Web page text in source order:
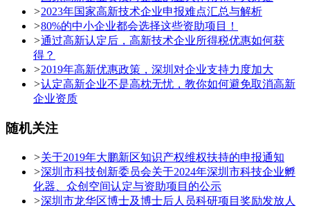
>2023年国家高新技术企业申报难点汇总与解析
>80%的中小企业都会选择这些资助项目！
>通过高新认定后，高新技术企业所得税优惠如何获
得？
>2019年高新优惠政策，深圳对企业支持力度加大
>认定高新企业不是高枕无忧，教你如何避免取消高新
企业资质
随机关注
>关于2019年大鹏新区知识产权维权扶持的申报通知
>深圳市科技创新委员会关于2024年深圳市科技企业孵
化器、众创空间认定与资助项目的公示
>深圳市龙华区博士及博士后人员科研项目奖励发放人